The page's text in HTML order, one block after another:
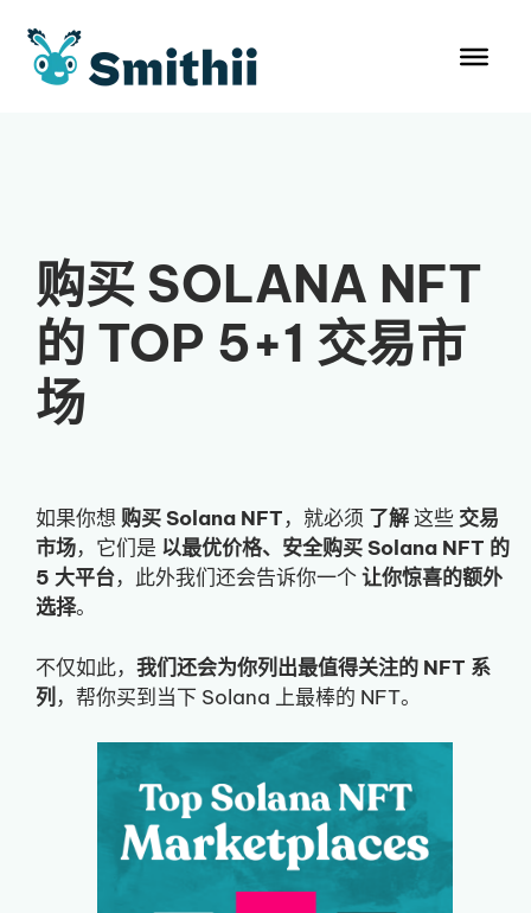
购买 SOLANA NFT
的 TOP 5+1 交易市
场
如果你想 购买 Solana NFT，就必须 了解这些 交易
市场，它们是 以最优价格、安全购买 Solana NFT 的
5 大平台，此外我们还会告诉你一个让你惊喜的额外
选择。
不仅如此， 我们还会为你列出最值得关注的 NFT 系
列 ，帮你买到当下 Solana 上最棒的 NFT。